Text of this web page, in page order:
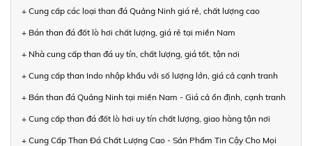
+ Cung cấp các loại than đá Quảng Ninh giá rẻ, chất lượng cao
+ Bán than đá đốt lò hơi chất lượng, giá rẻ tại miền Nam
+ Nhà cung cấp than đá uy tín, chất lượng, giá tốt, tận nơi
+ Cung cấp than Indo nhập khẩu với số lượng lớn, giá cả cạnh tranh
+ Bán than đá Quảng Ninh tại miền Nam - Giá cả ổn định, cạnh tranh
+ Cung cấp than đá đốt lò hơi uy tín chất lượng, giao hàng tận nơi
+ Cung Cấp Than Đá Chất Lượng Cao - Sản Phẩm Tin Cậy Cho Mọi